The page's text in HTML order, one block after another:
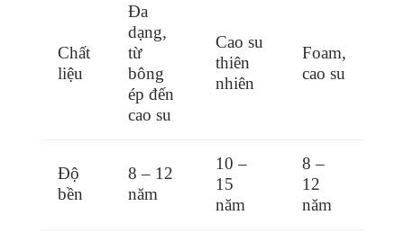
Chất
liệu
Đa
dạng,
từ
bông
ép đến
cao su
Cao su
thiên
nhiên
Foam,
cao su
Độ
bền
8 – 12
năm
10 –
15
năm
8 –
12
năm